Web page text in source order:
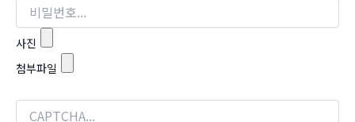
사진
첨부파일